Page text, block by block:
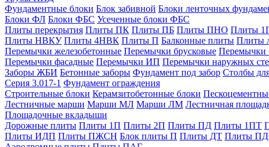
Фундаментные блоки Блок забивной Блоки ленточных
Блоки ФЛ Блоки ФБС Усеченные блоки ФБС
Плиты перекрытия Плиты ПК Плиты ПБ Плиты ПНО Плиты
Плиты НВКУ Плиты 4НВК Плиты П Балконные плиты Плиты
Перемычки железобетонные Перемычки брусковые Перемычки
Перемычки фасадные Перемычки ИП Перемычки наружных
Заборы ЖБИ Бетонные заборы Фундамент под забор Столбы
Серия 3.017-1 Фундамент ограждения
Строительные блоки Керамзитобетонные блоки
Лестничные марши Марши МЛ Марши ЛМ Лестничная
Площадочные вкладыши
Дорожные плиты Плиты 1П Плиты 2П Плиты ПД Плиты 1ПТ
Плиты ИДП Плиты ПЖСН Блок плиты П Плиты ДТ Плиты